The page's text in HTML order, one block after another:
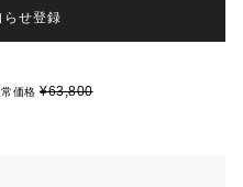
せ登録
価格 ¥63,800